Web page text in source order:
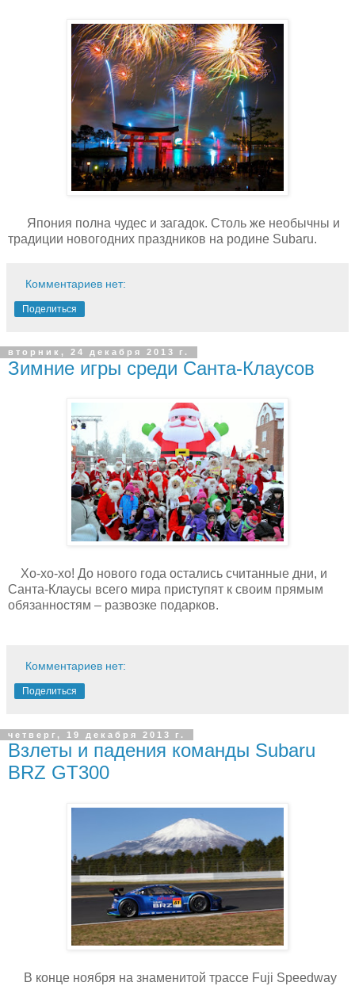
Япония полна чудес и загадок. Столь же необычны и
традиции новогодних праздников на родине Subaru.
Комментариев нет:
Поделиться
вторник, 24 декабря 2013 г.
Зимние игры среди Санта-Клаусов
Хо-хо-хо! До нового года остались считанные дни, и
Санта-Клаусы всего мира приступят к своим прямым
обязанностям – развозке подарков.
Комментариев нет:
Поделиться
четверг, 19 декабря 2013 г.
Взлеты и падения команды Subaru
BRZ GT300
В конце ноября на знаменитой трассе Fuji Speedway